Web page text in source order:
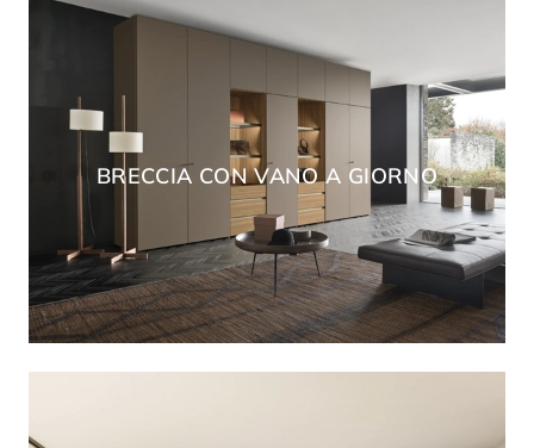
BRECCIA CON VANO A GIORNO